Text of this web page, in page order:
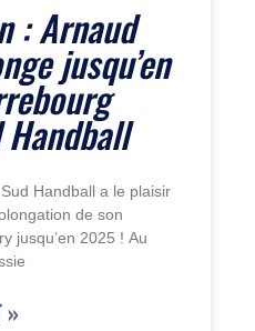
: Arnaud
jusqu’en
Handball a le plaisir
de son
jusqu’en 2025 ! Au
»